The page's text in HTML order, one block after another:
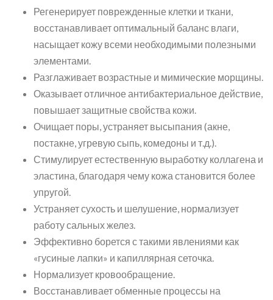
Регенерирует поврежденные клетки и ткани,
восстанавливает оптимальный баланс влаги,
насыщает кожу всеми необходимыми полезными
элементами.
Разглаживает возрастные и мимические морщины.
Оказывает отличное антибактериальное действие,
повышает защитные свойства кожи.
Очищает поры, устраняет высыпания (акне,
постакне, угревую сыпь, комедоны и т.д.).
Стимулирует естественную выработку коллагена и
эластина, благодаря чему кожа становится более
упругой.
Устраняет сухость и шелушение, нормализует
работу сальных желез.
Эффективно борется с такими явлениями как
«гусиные лапки» и капиллярная сеточка.
Нормализует кровообращение.
Восстанавливает обменные процессы на